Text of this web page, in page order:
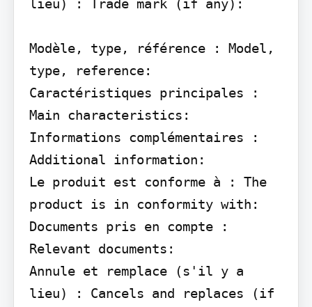
lieu) : Trade mark (if any):
Modèle, type, référence : Model,
type, reference:
Caractéristiques principales :
Main characteristics:
Informations complémentaires :
Additional information:
Le produit est conforme à : The
product is in conformity with:
Documents pris en compte :
Relevant documents:
Annule et remplace (s'il y a
lieu) : Cancels and replaces (if